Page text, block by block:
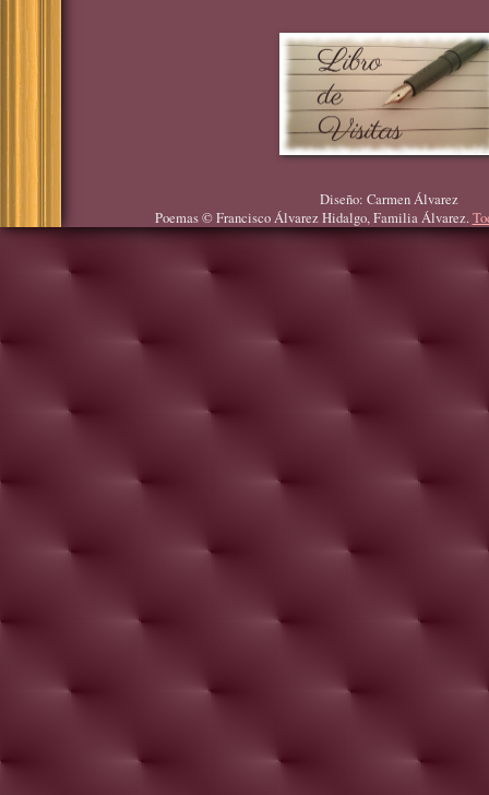
Diseño: Carmen Álvarez
Poemas © Francisco Álvarez Hidalgo, Familia Álvarez.